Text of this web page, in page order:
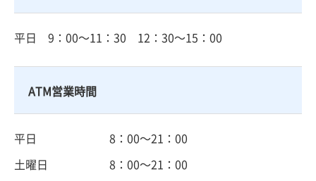
平日 9：00～11：30 12：30～15：00
ATM営業時間
平日
8：00～21：00
土曜日
8：00～21：00